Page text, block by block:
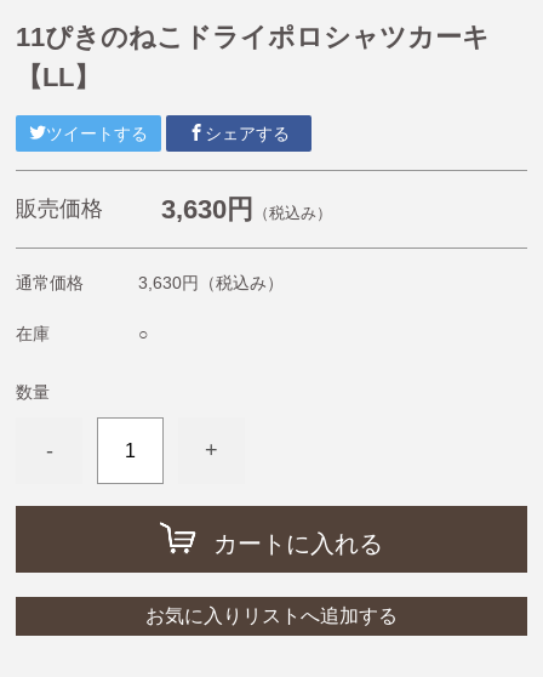
っこう)】
《プチプライスエプロン》1,980円〜2,200円
くまのがっこう
はらぺこあおむし
こぐまちゃんえほん
11ぴきのねこ
めがねうさぎ・ねないこだれだ・おばけのてんぷら
わたしのワンピース
フレデリック・レオレオニ
きんぎょがにげた
11ぴきのねこドライポロシャツカーキ
【LL】
ツイートする シェアする
販売価格 3,630円 （税込み）
通常価格 3,630円 （税込み）
在庫 ○
数量
- +
カートに入れる
お気に入りリストへ追加する